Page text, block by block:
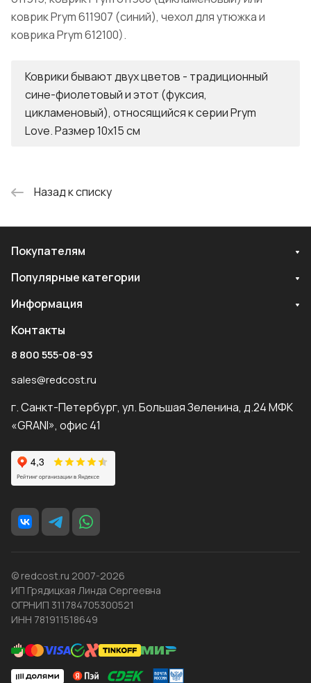
коврик Prym 611907 (синий), чехол для утюжка и
коврика Prym 612100).
Коврики бывают двух цветов - традиционный
сине-фиолетовый и этот (фуксия,
цикламеновый), относящийся к серии Prym
Love. Размер 10x15 см
Назад к списку
Покупателям
Популярные категории
Информация
Контакты
8 800 555-08-93
sales@redcost.ru
г. Санкт-Петербург, ул. Большая Зеленина, д.24 МФК
«GRANI», офис 41
© redcost.ru 2007-2026
ИП Грядицкая Линда Сергеевна
ОГРНИП 311784705300521
ИНН 781911518649